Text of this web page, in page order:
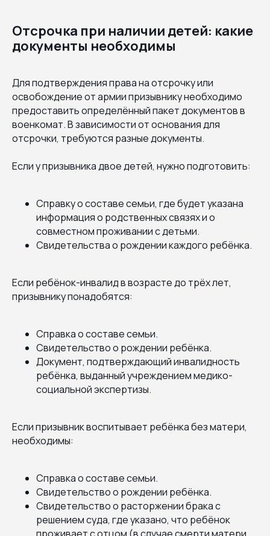
Отсрочка при наличии детей: какие
документы необходимы
Для подтверждения права на отсрочку или
освобождение от армии призывнику необходимо
предоставить определённый пакет документов в
военкомат. В зависимости от основания для
отсрочки, требуются разные документы.
Если у призывника двое детей, нужно подготовить:
Справку о составе семьи, где будет указана
информация о родственных связях и о
совместном проживании с детьми.
Свидетельства о рождении каждого ребёнка.
Если ребёнок-инвалид в возрасте до трёх лет,
призывнику понадобятся:
Справка о составе семьи.
Свидетельство о рождении ребёнка.
Документ, подтверждающий инвалидность
ребёнка, выданный учреждением медико-
социальной экспертизы.
Если призывник воспитывает ребёнка без матери,
необходимы:
Справка о составе семьи.
Свидетельство о рождении ребёнка.
Свидетельство о расторжении брака с
решением суда, где указано, что ребёнок
проживает с отцом (в случае смерти матери